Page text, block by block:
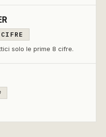
solo le prime 8 cifre.